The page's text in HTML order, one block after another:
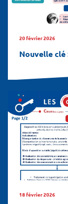
20 février 2026
Nouvelle clé
18 février 2026